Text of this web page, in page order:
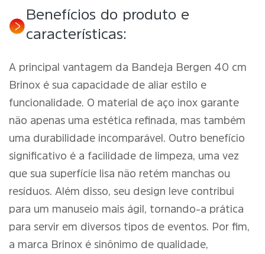
Benefícios do produto e
características:
A principal vantagem da Bandeja Bergen 40 cm
Brinox é sua capacidade de aliar estilo e
funcionalidade. O material de aço inox garante
não apenas uma estética refinada, mas também
uma durabilidade incomparável. Outro benefício
significativo é a facilidade de limpeza, uma vez
que sua superfície lisa não retém manchas ou
resíduos. Além disso, seu design leve contribui
para um manuseio mais ágil, tornando-a prática
para servir em diversos tipos de eventos. Por fim,
a marca Brinox é sinônimo de qualidade,